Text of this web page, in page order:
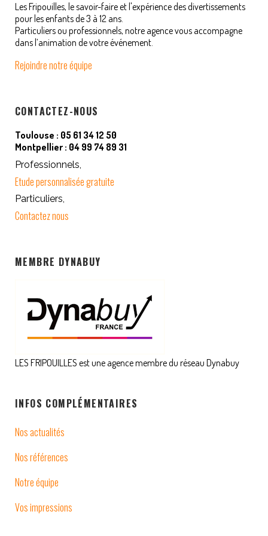
Les Fripouilles, le savoir-faire et l'expérience des divertissements
pour les enfants de 3 à 12 ans.
Particuliers ou professionnels, notre agence vous accompagne
dans l’animation de votre événement.
Rejoindre notre équipe
CONTACTEZ-NOUS
Toulouse : 05 61 34 12 50
Montpellier : 04 99 74 89 31
Professionnels,
Etude personnalisée gratuite
Particuliers,
Contactez nous
MEMBRE DYNABUY
LES FRIPOUILLES est une agence membre du réseau Dynabuy
INFOS COMPLÉMENTAIRES
Nos actualités
Nos références
Notre équipe
Vos impressions